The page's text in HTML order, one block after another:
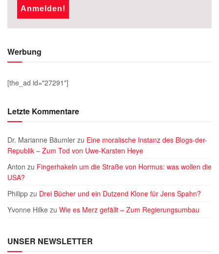
Werbung
[the_ad id="27291"]
Letzte Kommentare
Dr. Marianne Bäumler zu Eine moralische Instanz des Blogs-der-
Republik – Zum Tod von Uwe-Karsten Heye
Anton zu Fingerhakeln um die Straße von Hormus: was wollen die
USA?
Philipp zu Drei Bücher und ein Dutzend Klone für Jens Spahn?
Yvonne Hilke zu Wie es Merz gefällt – Zum Regierungsumbau
UNSER NEWSLETTER